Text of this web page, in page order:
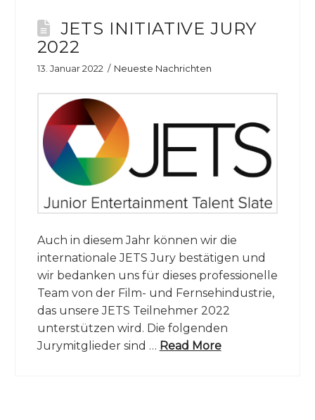
JETS INITIATIVE JURY
2022
13. Januar 2022 Neueste Nachrichten
Auch in diesem Jahr können wir die
internationale JETS Jury bestätigen und
wir bedanken uns für dieses professionelle
Team von der Film- und Fernsehindustrie,
das unsere JETS Teilnehmer 2022
unterstützen wird. Die folgenden
Jurymitglieder sind … Read More